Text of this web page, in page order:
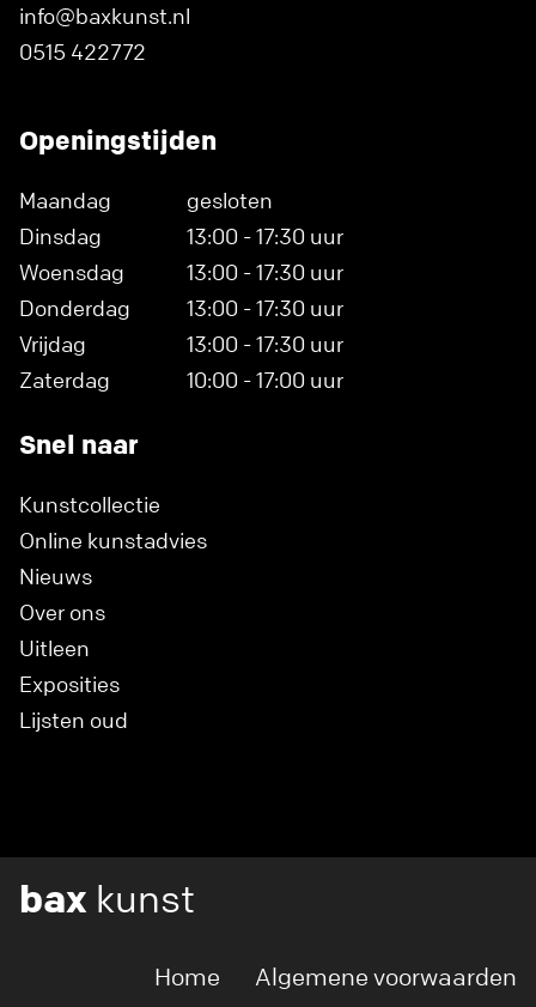
info@baxkunst.nl
0515 422772
Openingstijden
Maandag
gesloten
Dinsdag
13:00 - 17:30 uur
Woensdag
13:00 - 17:30 uur
Donderdag
13:00 - 17:30 uur
Vrijdag
13:00 - 17:30 uur
Zaterdag
10:00 - 17:00 uur
Snel naar
Kunstcollectie
Online kunstadvies
Nieuws
Over ons
Uitleen
Exposities
Lijsten oud
bax kunst
Home Algemene voorwaarden